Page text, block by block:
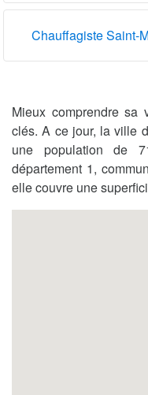
Chauffagiste Saint-
Mieux comprendre sa
clés. A ce jour, la ville
une population de
département 1,
elle couvre une